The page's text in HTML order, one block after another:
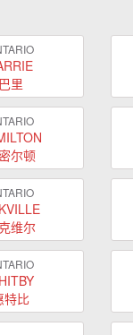
巴里
尔顿
维尔
特比